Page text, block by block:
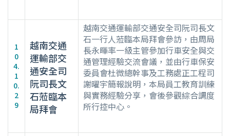
1
0
4.
1
0.
2
9
越南交通
運輸部交
通安全司
阮司長文
石蒞臨本
局拜會
越南交通運輸部交通安全司阮司長文
石一行人蒞臨本局拜會參訪，由周局
長永暉率一級主管參加行車安全與交
通管理經驗交流會議，並由行車保安
委員會杜微總幹事及工務處正工程司
謝曜宇簡報說明，本局員工教育訓練
與實務經驗分享，會後參觀綜合調度
所行控中心。